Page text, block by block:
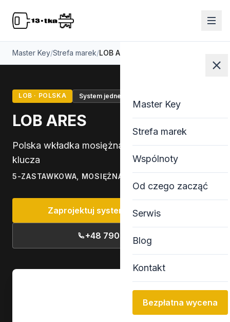
Master Key
Strefa marek
Wspólnoty
Od czego zacząć
Serwis
Blog
Kontakt
Bezpłatna wycena
Master Key/Strefa marek/LOB ARES
LOB · POLSKA System jednego klucza
LOB ARES
Polska wkładka mosiężna do systemu jednego
klucza
5-ZASTAWKOWA, MOSIĘŻNA
Zaprojektuj system z LOB ARES
+48 790 77 13 13